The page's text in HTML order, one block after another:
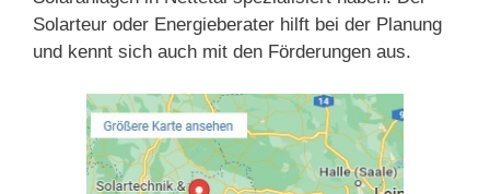
Solarteur oder Energieberater hilft bei der Planung
und kennt sich auch mit den Förderungen aus.